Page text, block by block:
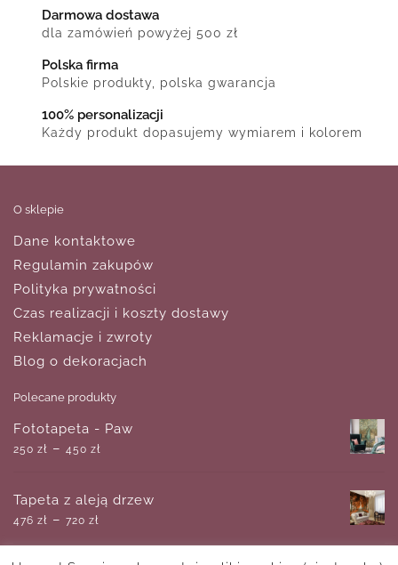
Darmowa dostawa
dla zamówień powyżej 500 zł
Polska firma
Polskie produkty, polska gwarancja
100% personalizacji
Każdy produkt dopasujemy wymiarem i kolorem
O sklepie
Dane kontaktowe
Regulamin zakupów
Polityka prywatności
Czas realizacji i koszty dostawy
Reklamacje i zwroty
Blog o dekoracjach
Polecane produkty
Fototapeta - Paw
250 zł – 450 zł
Tapeta z aleją drzew
476 zł – 720 zł